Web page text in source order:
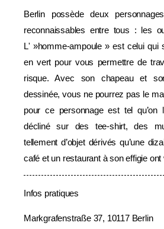
Berlin possède deux
reconnaissables entre tous : les
L' »homme-ampoule » est celui qui
en vert pour vous permettre de
risque. Avec son chapeau et
dessinée, vous ne pourrez pas le
pour ce personnage est tel qu’on
décliné sur des tee-shirt, des
tellement d’objet dérivés qu’une
café et un restaurant à son effigie
Infos pratiques
Markgrafenstraße 37, 10117 Berlin